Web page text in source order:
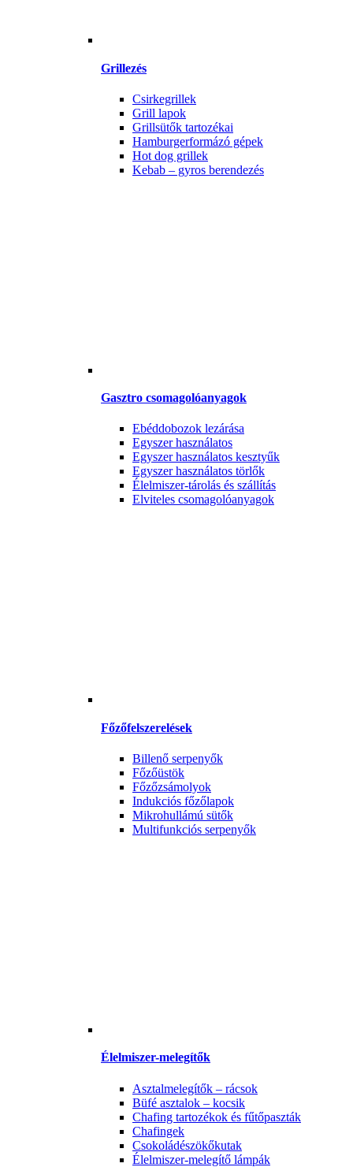
Grillezés
Csirkegrillek
Grill lapok
Grillsütők tartozékai
Hamburgerformázó gépek
Hot dog grillek
Kebab – gyros berendezés
Gasztro csomagolóanyagok
Ebéddobozok lezárása
Egyszer használatos
Egyszer használatos kesztyűk
Egyszer használatos törlők
Élelmiszer-tárolás és szállítás
Elviteles csomagolóanyagok
Főzőfelszerelések
Billenő serpenyők
Főzőüstök
Főzőzsámolyok
Indukciós főzőlapok
Mikrohullámú sütők
Multifunkciós serpenyők
Élelmiszer-melegítők
Asztalmelegítők – rácsok
Büfé asztalok – kocsik
Chafing tartozékok és fűtőpaszták
Chafingek
Csokoládészökőkutak
Élelmiszer-melegítő lámpák